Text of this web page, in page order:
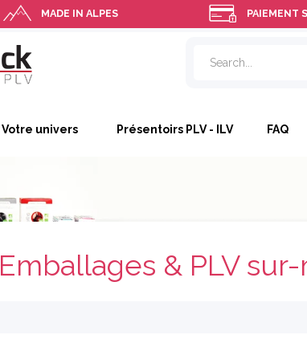
MADE IN ALPES PAIEMENT
Votre univers Présentoirs PLV - ILV FAQ
Emballages & PLV